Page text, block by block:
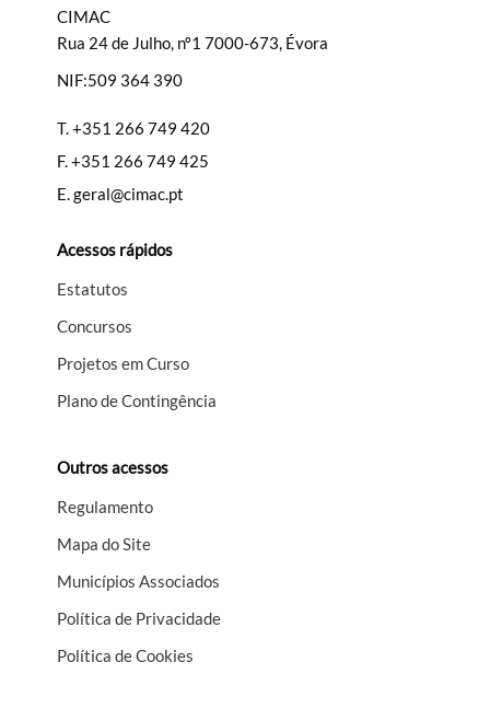
Filtros
CIMAC
Rua 24 de Julho, nº1 7000-673, Évora
NIF:509 364 390
T.+351 266 749 420
F.+351 266 749 425
E.geral@cimac.pt
Acessos rápidos
Estatutos
Concursos
Projetos em Curso
Plano de Contingência
Outros acessos
Regulamento
Mapa do Site
Municípios Associados
Política de Privacidade
Política de Cookies